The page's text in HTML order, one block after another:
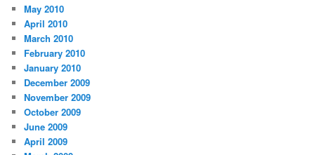
May 2010
April 2010
March 2010
February 2010
January 2010
December 2009
November 2009
October 2009
June 2009
April 2009